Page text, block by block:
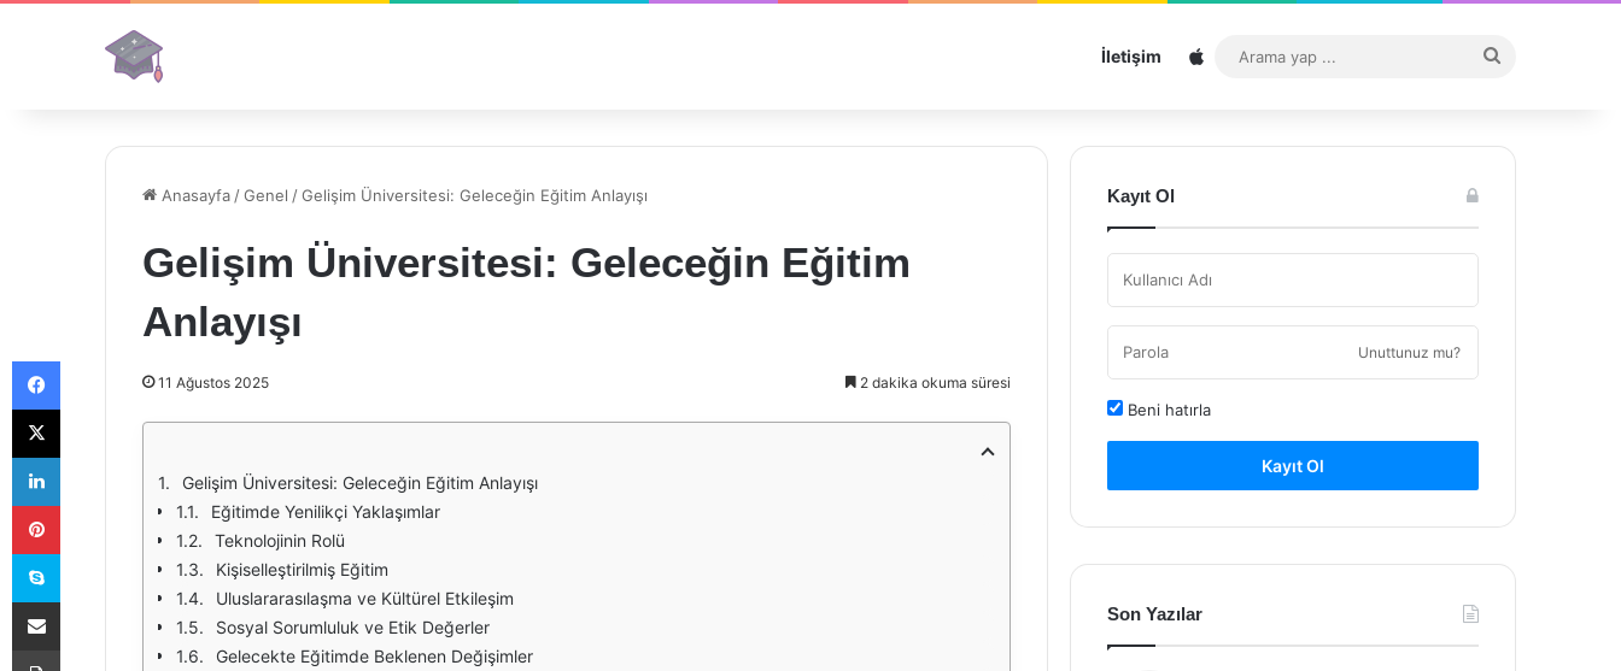
İletişim Sitemap
...
Anasayfa /Genel /Gelişim Üniversitesi: Geleceğin Eğitim Anlayışı
Gelişim Üniversitesi: Geleceğin Eğitim
Anlayışı
11 Ağustos 2025 2 dakika okuma süresi
Gelişim Üniversitesi: Geleceğin Eğitim Anlayışı
Eğitimde Yenilikçi Yaklaşımlar
Teknolojinin Rolü
Kişiselleştirilmiş Eğitim
Uluslararasılaşma ve Kültürel Etkileşim
Sosyal Sorumluluk ve Etik Değerler
Gelecekte Eğitimde Beklenen Değişimler
Kayıt Ol
Unuttunuz mu?
Beni hatırla
Kayıt Ol
Son Yazılar
Facebook
X
LinkedIn
Pinterest
Skype
E-Posta ile paylaş